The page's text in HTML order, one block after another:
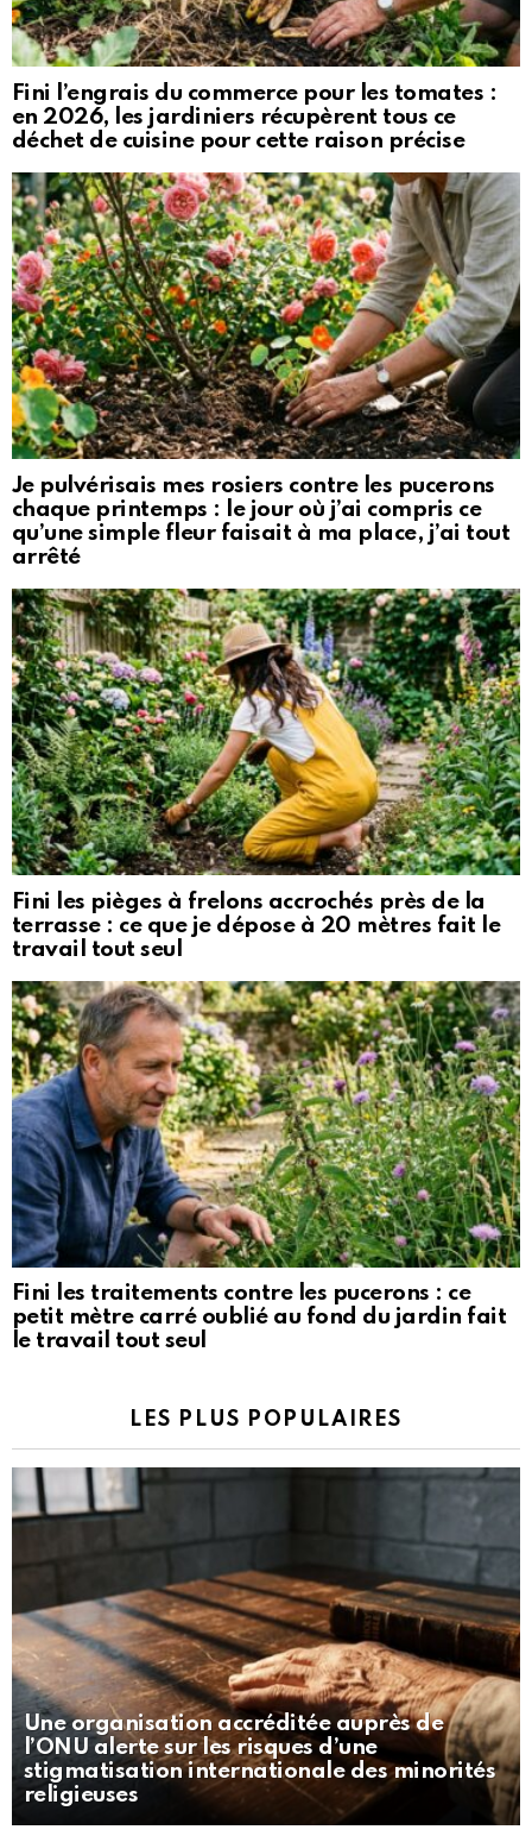
Fini l’engrais du commerce pour les tomates :
en 2026, les jardiniers récupèrent tous ce
déchet de cuisine pour cette raison précise
Je pulvérisais mes rosiers contre les pucerons
chaque printemps : le jour où j’ai compris ce
qu’une simple fleur faisait à ma place, j’ai tout
arrêté
Fini les pièges à frelons accrochés près de la
terrasse : ce que je dépose à 20 mètres fait le
travail tout seul
Fini les traitements contre les pucerons : ce
petit mètre carré oublié au fond du jardin fait
le travail tout seul
LES PLUS POPULAIRES
Une organisation accréditée auprès de
l’ONU alerte sur les risques d’une
stigmatisation internationale des minorités
religieuses